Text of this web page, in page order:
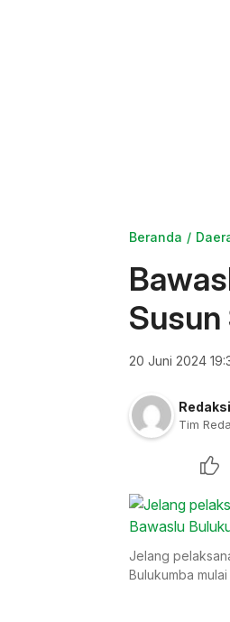
Beranda
20 Juni 2024
Redaksi
Tim
Jelang
Bulukumba